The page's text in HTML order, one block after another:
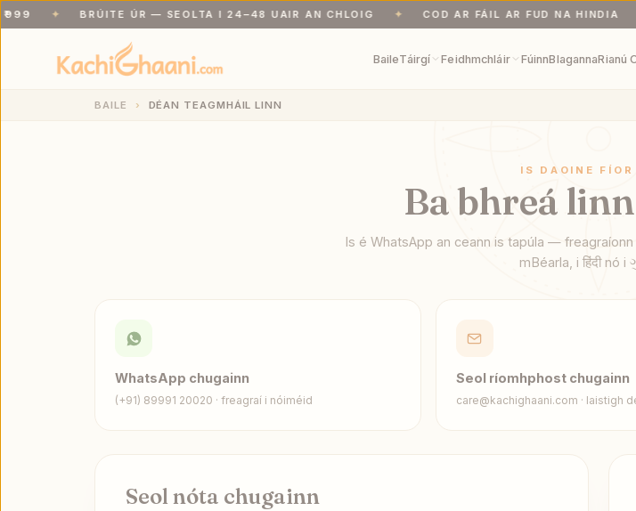
BRÚITE ÚR — SEOLTA I 24–48 UAIR AN CHLOIG COD AR FÁIL AR FUD NA HINDIA
BaileTáirgí Feidhmchláir FúinnBlagannaRianú
BAILE DÉAN TEAGMHÁIL LINN
IS DAOINE FÍOR
Ba bhreá
Is é WhatsApp an ceann is tapúla —
mBéarla, i हिंदी nó i
WhatsApp chugainn
(+91) 89991 20020 · freagraí i nóiméid
Seol ríomhphost chugainn
care@kachighaani.com · laistigh
Seol nóta chugainn